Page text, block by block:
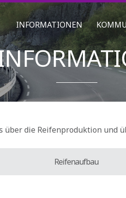
INFORMATIONEN
über die Reifenproduktion und
Reifenaufbau